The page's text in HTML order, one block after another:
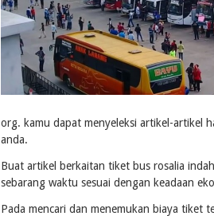
org. kamu dapat menyeleksi artikel-artikel
anda.
Buat artikel berkaitan tiket bus rosalia
sebarang waktu sesuai dengan keadaan
Pada mencari dan menemukan biaya tiket